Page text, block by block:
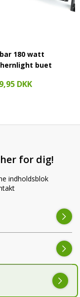
har
lovlig at
pris!
180 watt
buet
DKK
for dig!
indholdsblok